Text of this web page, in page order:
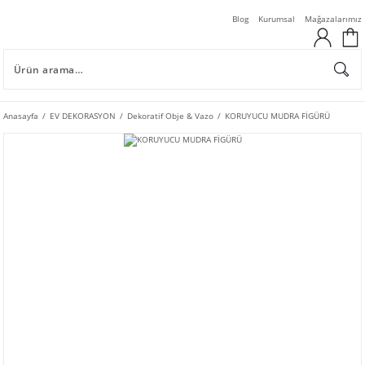
Blog Kurumsal Mağazalarımız
Anasayfa EV DEKORASYON Dekoratif Obje & Vazo KORUYUCU MUDRA FİGÜRÜ